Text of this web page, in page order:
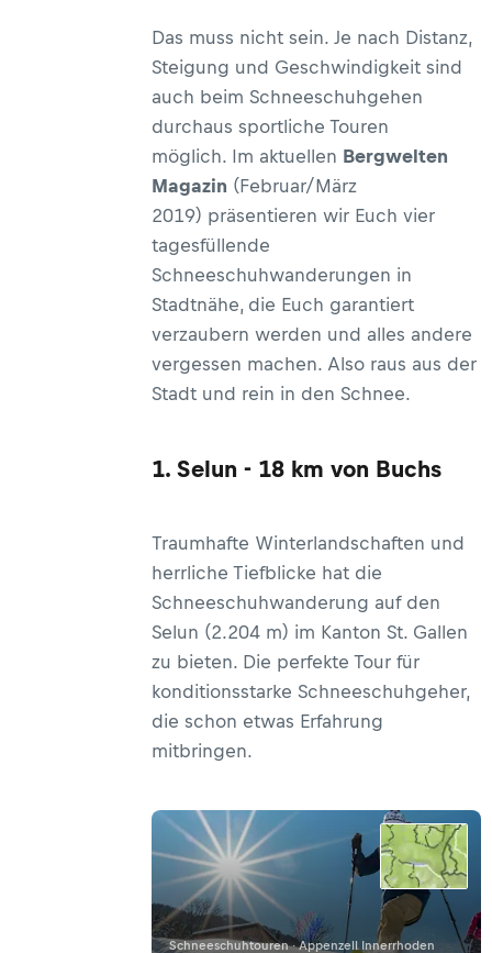
Das muss nicht sein. Je nach Distanz,
Steigung und Geschwindigkeit sind
auch beim Schneeschuhgehen
durchaus sportliche Touren
möglich. Im aktuellen Bergwelten
Magazin (Februar/März
2019) präsentieren wir Euch vier
tagesfüllende
Schneeschuhwanderungen in
Stadtnähe, die Euch garantiert
verzaubern werden und alles andere
vergessen machen. Also raus aus der
Stadt und rein in den Schnee.
1. Selun - 18 km von Buchs
Traumhafte Winterlandschaften und
herrliche Tiefblicke hat die
Schneeschuhwanderung auf den
Selun (2.204 m) im Kanton St. Gallen
zu bieten. Die perfekte Tour für
konditionsstarke Schneeschuhgeher,
die schon etwas Erfahrung
mitbringen.
Schneeschuhtouren · Appenzell Innerrhoden